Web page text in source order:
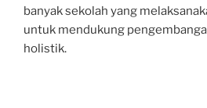
banyak sekolah yang
untuk mendukung
holistik.